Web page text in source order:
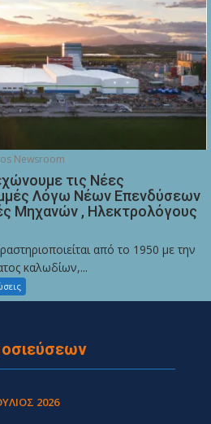
Newsroom
τις Νέες
Λόγω Νέων Επενδύσεων
Μηχανών , Ηλεκτρολόγους
από το 1950 με την
καλωδίων,...
2026